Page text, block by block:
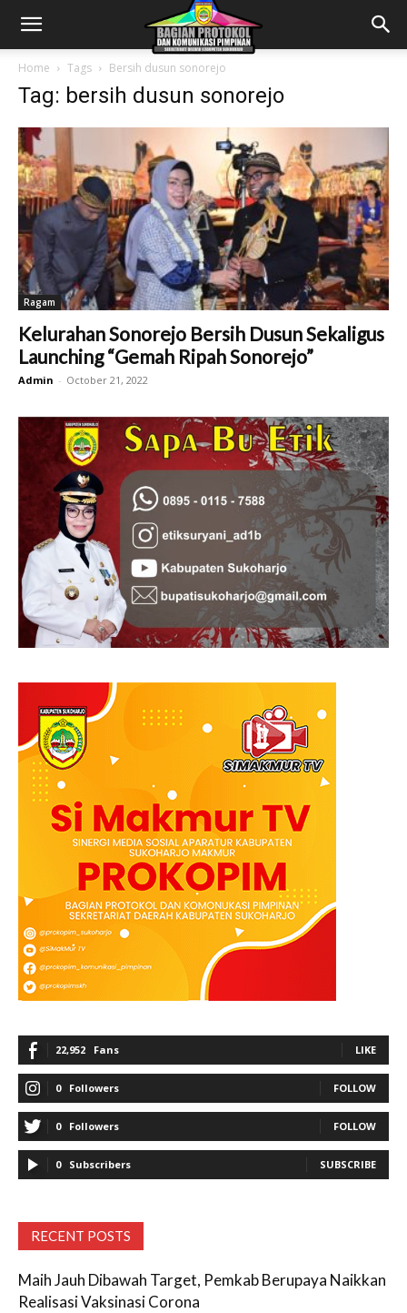
Home Tags Bersih dusun sonorejo
Tag: bersih dusun sonorejo
Ragam
Kelurahan Sonorejo Bersih Dusun Sekaligus
Launching “Gemah Ripah Sonorejo”
Admin - October 21, 2022
22,952 Fans LIKE
0 Followers FOLLOW
0 Followers FOLLOW
0 Subscribers SUBSCRIBE
RECENT POSTS
Maih Jauh Dibawah Target, Pemkab Berupaya Naikkan
Realisasi Vaksinasi Corona